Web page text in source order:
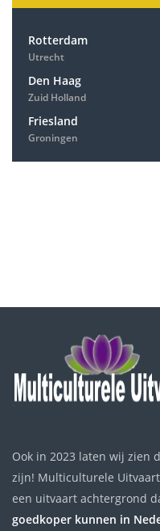
Rotterdam
Utrecht
Den Haag
Zuid Holland
Friesland
Groningen
Ook in 2023 laten wij zien
zijn! Multiculturele
een uitvaart achtergrond
goedkoper kunnen in